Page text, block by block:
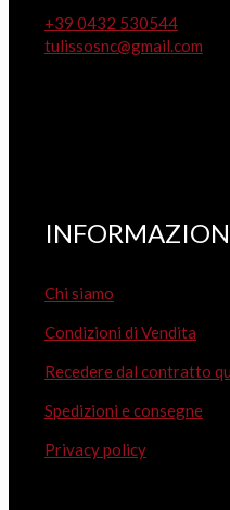
+39 0432 530544
tulissosnc@gmail.com
Chi siamo
Condizioni di Vendita
Recedere dal contratto
Spedizioni e consegne
Privacy policy